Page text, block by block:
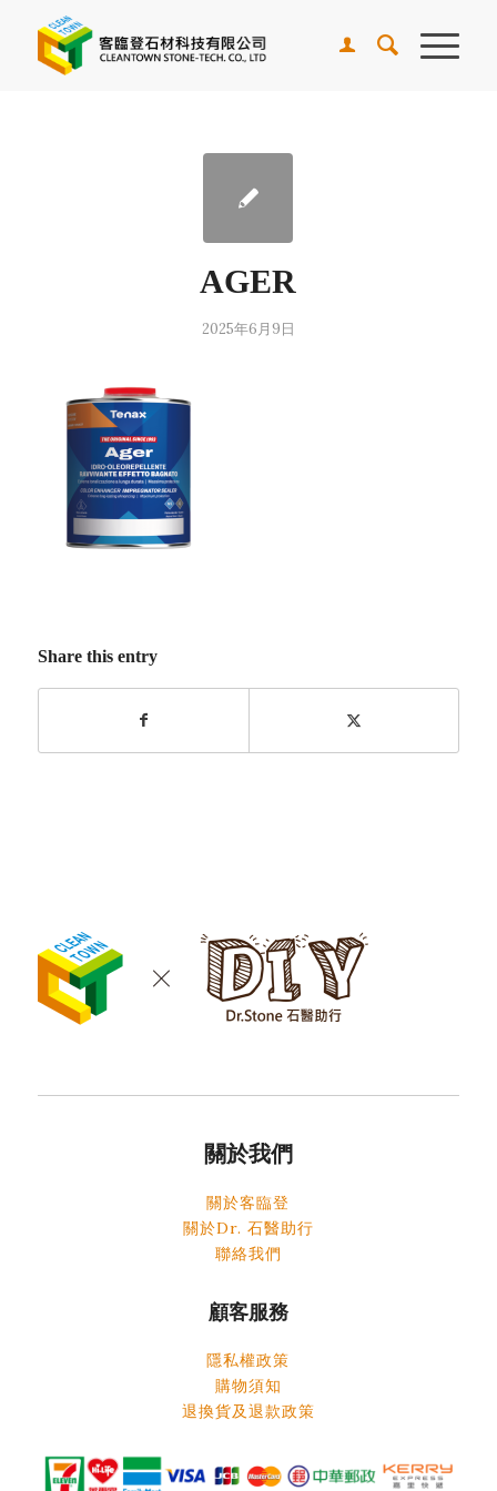
AGER
2025年6月9日
Share this entry
關於我們
關於客臨登
關於Dr. 石醫助行
聯絡我們
顧客服務
隱私權政策
購物須知
退換貨及退款政策